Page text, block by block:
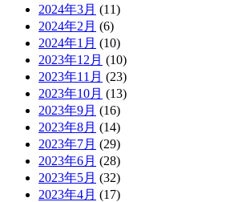
2024年3月 (11)
2024年2月 (6)
2024年1月 (10)
2023年12月 (10)
2023年11月 (23)
2023年10月 (13)
2023年9月 (16)
2023年8月 (14)
2023年7月 (29)
2023年6月 (28)
2023年5月 (32)
2023年4月 (17)